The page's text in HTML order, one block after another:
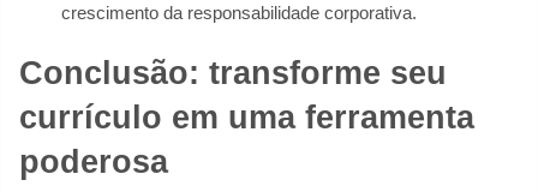
crescimento da responsabilidade corporativa.
Conclusão: transforme seu
currículo em uma ferramenta
poderosa